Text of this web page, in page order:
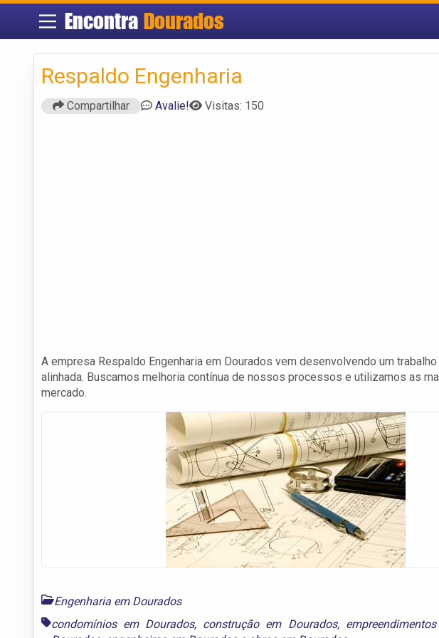
Encontra Dourados
Respaldo Engenharia
Compartilhar Avalie! Visitas: 150
A empresa Respaldo Engenharia em Dourados vem desenvolvendo um
alinhada. Buscamos melhoria contínua de nossos processos e utilizamos as
mercado.
Engenharia em Dourados
condomínios em Dourados, construção em Dourados,